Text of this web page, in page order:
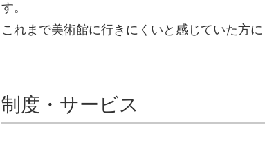
す。
これまで美術館に行きにくいと感じていた方
制度・サービス